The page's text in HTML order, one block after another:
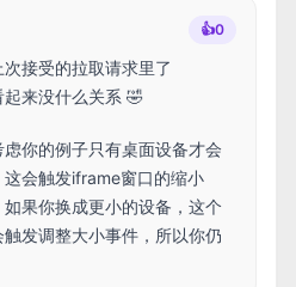
👍0
接受的拉取请求里了
来没什么关系 🤣
你的例子只有桌面设备才会
会触发iframe窗口的缩小
如果你换成更小的设备，这个
发调整大小事件，所以你仍